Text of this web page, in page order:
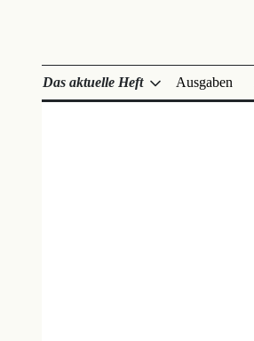
Das aktuelle Heft Ausgaben